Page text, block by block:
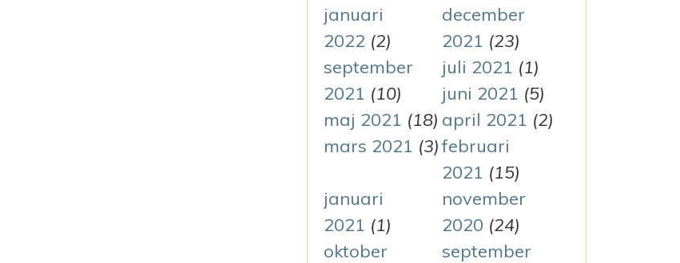
– NORDISKA MODELLER FÖR INTRESSEBEVAKNING OCH FRÄMJANDE AV
januari
2022 (2)
december
2021 (23)
september
2021 (10)
juli 2021 (1)
juni 2021 (5)
maj 2021 (18) april 2021 (2)
mars 2021 (3)februari
2021 (15)
januari
2021 (1)
november
2020 (24)
oktober
september